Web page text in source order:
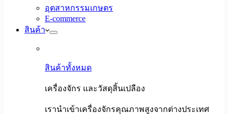
อุตสาหกรรมเกษตร
E-commerce
สินค้า
สินค้าทั้งหมด
เครื่องจักร และวัสดุสิ้นเปลือง
เรานำเข้าเครื่องจักรคุณภาพสูงจากต่างประเทศ